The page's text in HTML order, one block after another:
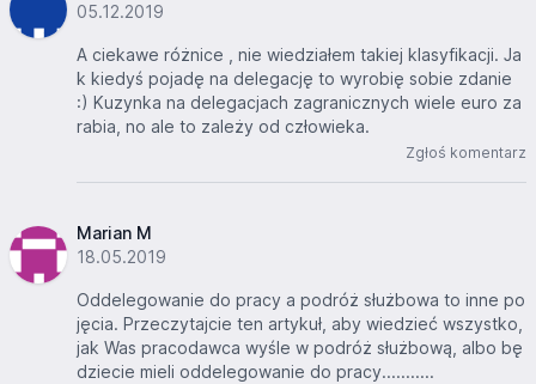
05.12.2019
A ciekawe różnice , nie wiedziałem takiej klasyfikacji. Ja
k kiedyś pojadę na delegację to wyrobię sobie zdanie
:) Kuzynka na delegacjach zagranicznych wiele euro za
rabia, no ale to zależy od człowieka.
Zgłoś komentarz
Marian M
18.05.2019
Oddelegowanie do pracy a podróż służbowa to inne po
jęcia. Przeczytajcie ten artykuł, aby wiedzieć wszystko,
jak Was pracodawca wyśle w podróż służbową, albo bę
dziecie mieli oddelegowanie do pracy...........